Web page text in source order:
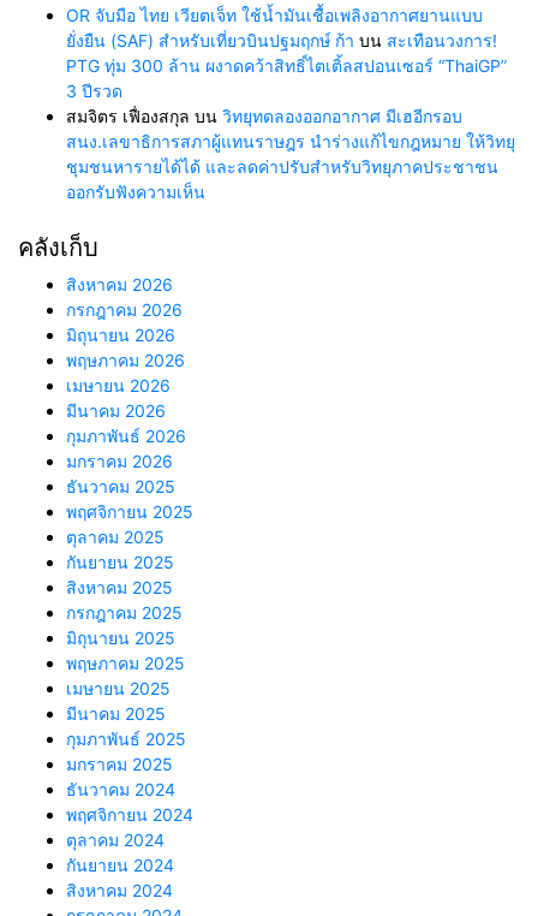
OR จับมือ ไทย เวียตเจ็ท ใช้น้ำมันเชื้อเพลิงอากาศยานแบบ
ยั่งยืน (SAF) สำหรับเที่ยวบินปฐมฤกษ์ ก้า บน สะเทือนวงการ!
PTG ทุ่ม 300 ล้าน ผงาดคว้าสิทธิ์ไตเติ้ลสปอนเซอร์ “ThaiGP”
3 ปีรวด
สมจิตร เฟื่องสกุล บน วิทยุทดลองออกอากาศ มีเฮอีกรอบ
สนง.เลขาธิการสภาผู้แทนราษฎร นำร่างแก้ไขกฎหมาย ให้วิทยุ
ชุมชนหารายได้ได้ และลดค่าปรับสำหรับวิทยุภาคประชาชน
ออกรับฟังความเห็น
คลังเก็บ
สิงหาคม 2026
กรกฎาคม 2026
มิถุนายน 2026
พฤษภาคม 2026
เมษายน 2026
มีนาคม 2026
กุมภาพันธ์ 2026
มกราคม 2026
ธันวาคม 2025
พฤศจิกายน 2025
ตุลาคม 2025
กันยายน 2025
สิงหาคม 2025
กรกฎาคม 2025
มิถุนายน 2025
พฤษภาคม 2025
เมษายน 2025
มีนาคม 2025
กุมภาพันธ์ 2025
มกราคม 2025
ธันวาคม 2024
พฤศจิกายน 2024
ตุลาคม 2024
กันยายน 2024
สิงหาคม 2024